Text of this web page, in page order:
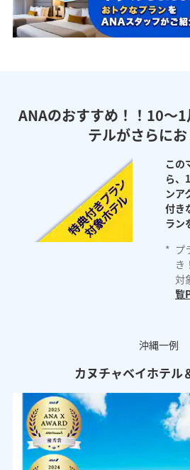
ANAのおすすめ！！10～
テルがさらにお
この
ら、
ンア
付き
ラン
* プ
き
対
覧
沖縄一例
カヌチャベイホテル